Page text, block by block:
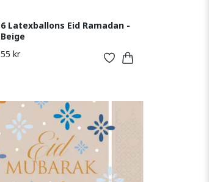
6 Latexballons Eid Ramadan -
Beige
55 kr